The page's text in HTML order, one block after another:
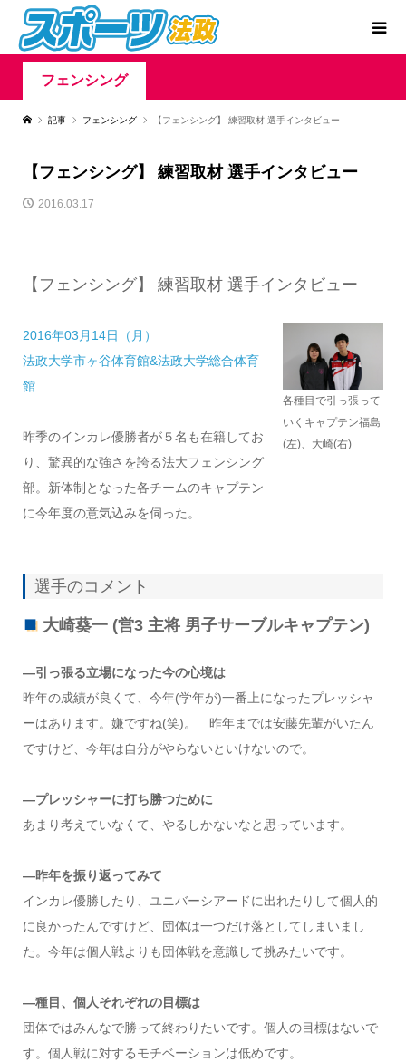
フェンシング
記事 フェンシング 【フェンシング】 練習取材 選手インタビュー
【フェンシング】 練習取材 選手インタビュー
2016.03.17
【フェンシング】 練習取材 選手インタビュー
2016年03月14日（月）
法政大学市ヶ谷体育館&法政大学総合体育
館
昨季のインカレ優勝者が５名も在籍してお
り、驚異的な強さを誇る法大フェンシング
部。新体制となった各チームのキャプテン
に今年度の意気込みを伺った。
各種目で引っ張って
いくキャプテン福島
(左)、大崎(右)
選手のコメント
大崎葵一 (営3 主将 男子サーブルキャプテン)
—引っ張る立場になった今の心境は
昨年の成績が良くて、今年(学年が)一番上になったプレッシャ
ーはあります。嫌ですね(笑)。 昨年までは安藤先輩がいたん
ですけど、今年は自分がやらないといけないので。
—プレッシャーに打ち勝つために
あまり考えていなくて、やるしかないなと思っています。
—昨年を振り返ってみて
インカレ優勝したり、ユニバーシアードに出れたりして個人的
に良かったんですけど、団体は一つだけ落としてしまいまし
た。今年は個人戦よりも団体戦を意識して挑みたいです。
—種目、個人それぞれの目標は
団体ではみんなで勝って終わりたいです。個人の目標はないで
す。個人戦に対するモチベーションは低めです。